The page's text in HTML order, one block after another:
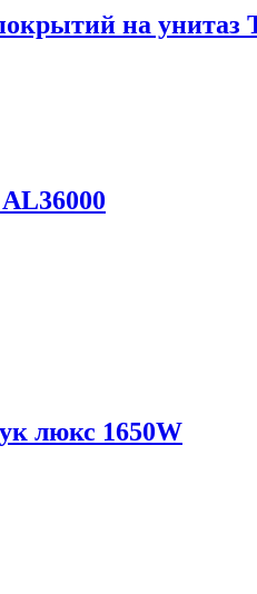
на унитаз
люкс 1650W